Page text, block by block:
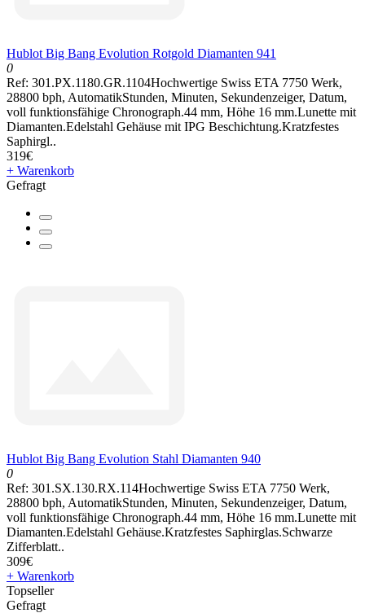
Hublot Big Bang Evolution Rotgold Diamanten 941
0
Ref: 301.PX.1180.GR.1104Hochwertige Swiss ETA 7750 Werk,
28800 bph, AutomatikStunden, Minuten, Sekundenzeiger, Datum,
voll funktionsfähige Chronograph.44 mm, Höhe 16 mm.Lunette mit
Diamanten.Edelstahl Gehäuse mit IPG Beschichtung.Kratzfestes
Saphirgl..
319€
+ Warenkorb
Gefragt
Hublot Big Bang Evolution Stahl Diamanten 940
0
Ref: 301.SX.130.RX.114Hochwertige Swiss ETA 7750 Werk,
28800 bph, AutomatikStunden, Minuten, Sekundenzeiger, Datum,
voll funktionsfähige Chronograph.44 mm, Höhe 16 mm.Lunette mit
Diamanten.Edelstahl Gehäuse.Kratzfestes Saphirglas.Schwarze
Zifferblatt..
309€
+ Warenkorb
Topseller
Gefragt